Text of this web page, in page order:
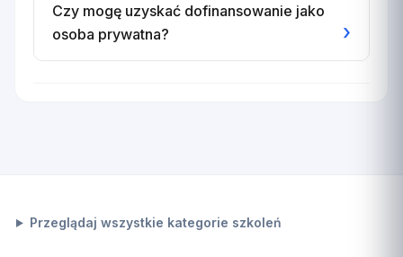
Czy mogę uzyskać dofinansowanie jako
osoba prywatna?
›
Przeglądaj wszystkie kategorie szkoleń